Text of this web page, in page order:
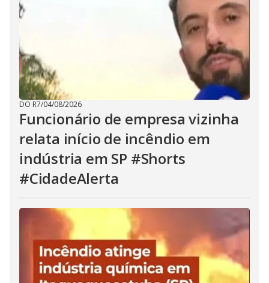
DO R7/04/08/2026
Funcionário de empresa vizinha
relata início de incêndio em
indústria em SP #Shorts
#CidadeAlerta